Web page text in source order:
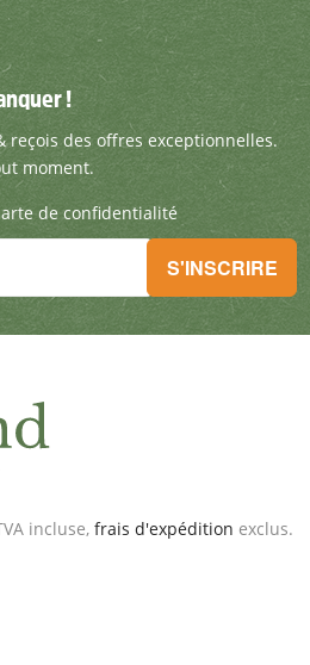
!
& reçois des offres
!
reçois des offres exceptionnelles.
moment.
de confidentialité
!
reçois des offres exceptionnelles.
S'INSCRIRE
incluse, frais d'expédition exclus.